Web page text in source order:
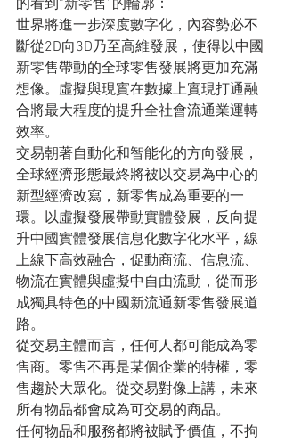
的看到“新零售”的輪廓：
世界將進一步深度數字化，內容勢必不
斷從2D向3D乃至高維發展，使得以中國
新零售帶動的全球零售發展將更加充滿
想像。虛擬與現實在數據上實現打通融
合將最大程度的提升全社會流通業運轉
效率。
交易朝著自動化和智能化的方向發展，
全球經濟形態最終將被以交易為中心的
新型經濟改寫，新零售成為重要的一
環。以虛擬發展帶動實體發展，反向提
升中國實體發展信息化數字化水平，線
上線下高效融合，促動商流、信息流、
物流在實體與虛擬中自由流動，從而形
成獨具特色的中國新流通新零售發展道
路。
從交易主體而言，任何人都可能成為零
售商。零售不再是某個企業的特權，零
售趨於大眾化。從交易對像上講，未來
所有物品都會成為可交易的商品。
任何物品和服務都將被賦予價值，不拘